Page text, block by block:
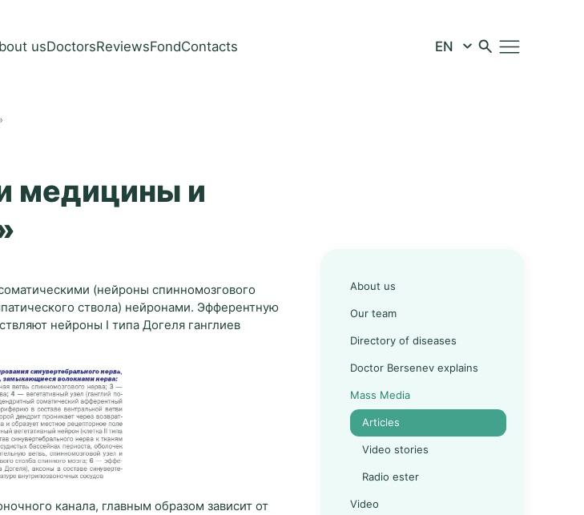
usDoctorsReviewsFondContacts
медицины и
(нейроны спинномозгового
ствола) нейронами. Эфферентную
нейроны I типа Догеля ганглиев
канала, главным образом зависит от
About us
Our team
Directory of diseases
Doctor Bersenev explains
Mass Media
Articles
Video stories
Radio ester
Video